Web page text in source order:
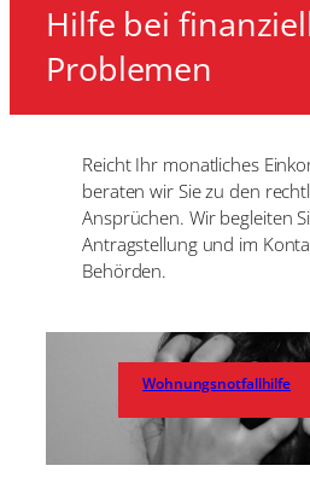
Hilfe bei
Problemen
Reicht Ihr monatliches
beraten wir Sie zu den
Ansprüchen. Wir begleiten
Antragstellung und im
Behörden.
Wohnungsnotfallhilfe